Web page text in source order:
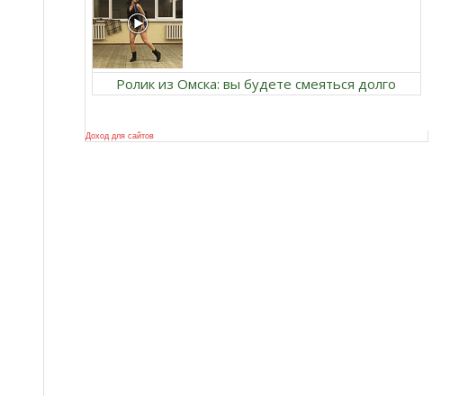
Ролик из Омска: вы будете смеяться долго
Доход для сайтов